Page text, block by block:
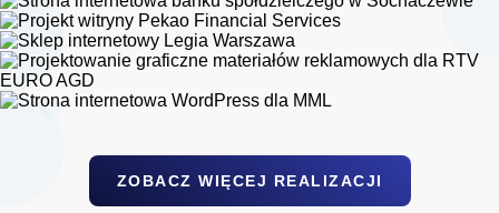
ZOBACZ WIĘCEJ REALIZACJI